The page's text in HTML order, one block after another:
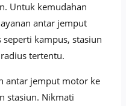
Untuk kemudahan
antar jemput
kampus, stasiun
tertentu.
antar jemput motor ke
stasiun. Nikmati